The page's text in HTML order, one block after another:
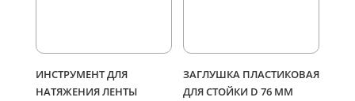
ИНСТРУМЕНТ ДЛЯ
НАТЯЖЕНИЯ ЛЕНТЫ
ЗАГЛУШКА ПЛАСТИКОВАЯ
ДЛЯ СТОЙКИ D 76 ММ